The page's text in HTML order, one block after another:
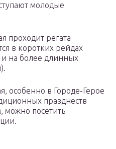
молодые
проходит регата
в коротких рейдах
и на более длинных
особенно в Городе-Герое
празднеств
можно посетить